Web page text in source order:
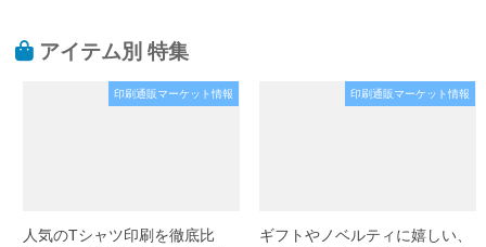
アイテム別 特集
印刷通販マーケット情報
人気のTシャツ印刷を徹底比
印刷通販マーケット情報
ギフトやノベルティに嬉しい、